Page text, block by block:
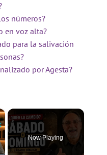
números?
en voz alta?
para la salivación
por Agesta?
Now Playing